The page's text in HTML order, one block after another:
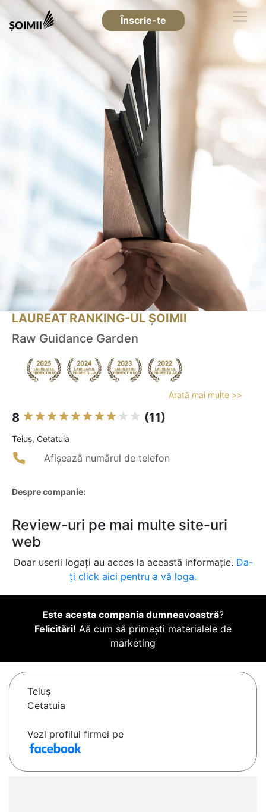
Înscrie-te
LAUREAT RANKING-UL ȘOIMII
Raw Guidance Garden
Arată mai multe >>
8 (11)
Teiuş, Cetatuia
Afișează numărul de telefon
Despre companie:
Review-uri pe mai multe site-uri
web
Doar userii logați au acces la această informație. Da-
ți click aici pentru a vă loga.
Este acesta compania dumneavoastră?
Felicitări! Aă cum să primești materialele de
marketing
Teiuş
Cetatuia
Vezi profilul firmei pe